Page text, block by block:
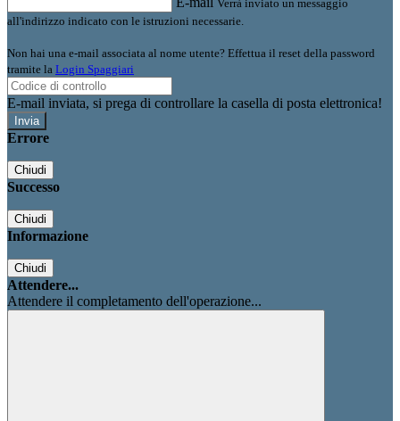
Verrà inviato un messaggio
all'indirizzo indicato con le istruzioni necessarie.
Non hai una e-mail associata al nome utente? Effettua il reset della password
tramite la Login Spaggiari
E-mail inviata, si prega di controllare la casella di posta elettronica!
Errore
Chiudi
Successo
Chiudi
Informazione
Chiudi
Attendere...
Attendere il completamento dell'operazione...